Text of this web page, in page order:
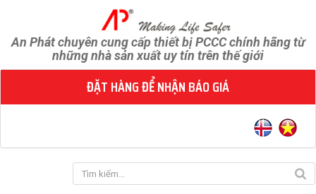
An Phát chuyên cung cấp thiết bị PCCC chính hãng từ
những nhà sản xuất uy tín trên thế giới
ĐẶT HÀNG ĐỂ NHẬN BÁO GIÁ